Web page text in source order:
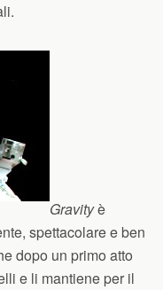
Gravityè
spettacolare e ben
dopo un primo atto
e li mantiene per il